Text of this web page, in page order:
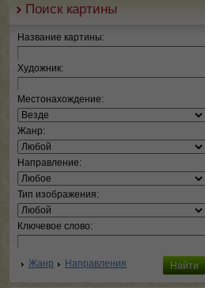
Поиск картины
Название картины:
Художник:
Местонахождение:
Жанр:
Направление:
Тип изображения:
Ключевое слово:
Жанр Направления